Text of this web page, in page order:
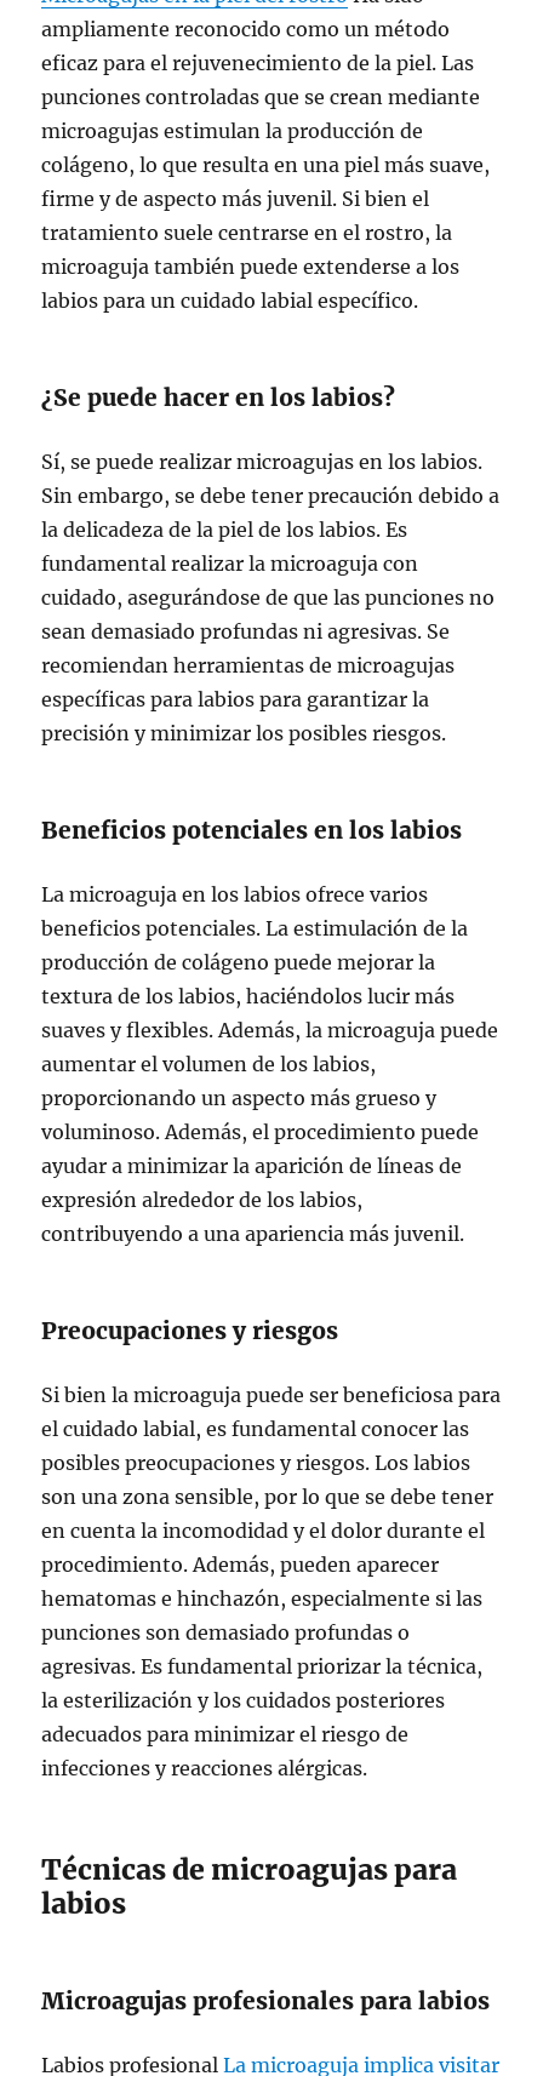
ampliamente reconocido como un método
eficaz para el rejuvenecimiento de la piel. Las
punciones controladas que se crean mediante
microagujas estimulan la producción de
colágeno, lo que resulta en una piel más suave,
firme y de aspecto más juvenil. Si bien el
tratamiento suele centrarse en el rostro, la
microaguja también puede extenderse a los
labios para un cuidado labial específico.
¿Se puede hacer en los labios?
Sí, se puede realizar microagujas en los labios.
Sin embargo, se debe tener precaución debido a
la delicadeza de la piel de los labios. Es
fundamental realizar la microaguja con
cuidado, asegurándose de que las punciones no
sean demasiado profundas ni agresivas. Se
recomiendan herramientas de microagujas
específicas para labios para garantizar la
precisión y minimizar los posibles riesgos.
Beneficios potenciales en los labios
La microaguja en los labios ofrece varios
beneficios potenciales. La estimulación de la
producción de colágeno puede mejorar la
textura de los labios, haciéndolos lucir más
suaves y flexibles. Además, la microaguja puede
aumentar el volumen de los labios,
proporcionando un aspecto más grueso y
voluminoso. Además, el procedimiento puede
ayudar a minimizar la aparición de líneas de
expresión alrededor de los labios,
contribuyendo a una apariencia más juvenil.
Preocupaciones y riesgos
Si bien la microaguja puede ser beneficiosa para
el cuidado labial, es fundamental conocer las
posibles preocupaciones y riesgos. Los labios
son una zona sensible, por lo que se debe tener
en cuenta la incomodidad y el dolor durante el
procedimiento. Además, pueden aparecer
hematomas e hinchazón, especialmente si las
punciones son demasiado profundas o
agresivas. Es fundamental priorizar la técnica,
la esterilización y los cuidados posteriores
adecuados para minimizar el riesgo de
infecciones y reacciones alérgicas.
Técnicas de microagujas para
labios
Microagujas profesionales para labios
Labios profesionalLa microaguja implica visitar